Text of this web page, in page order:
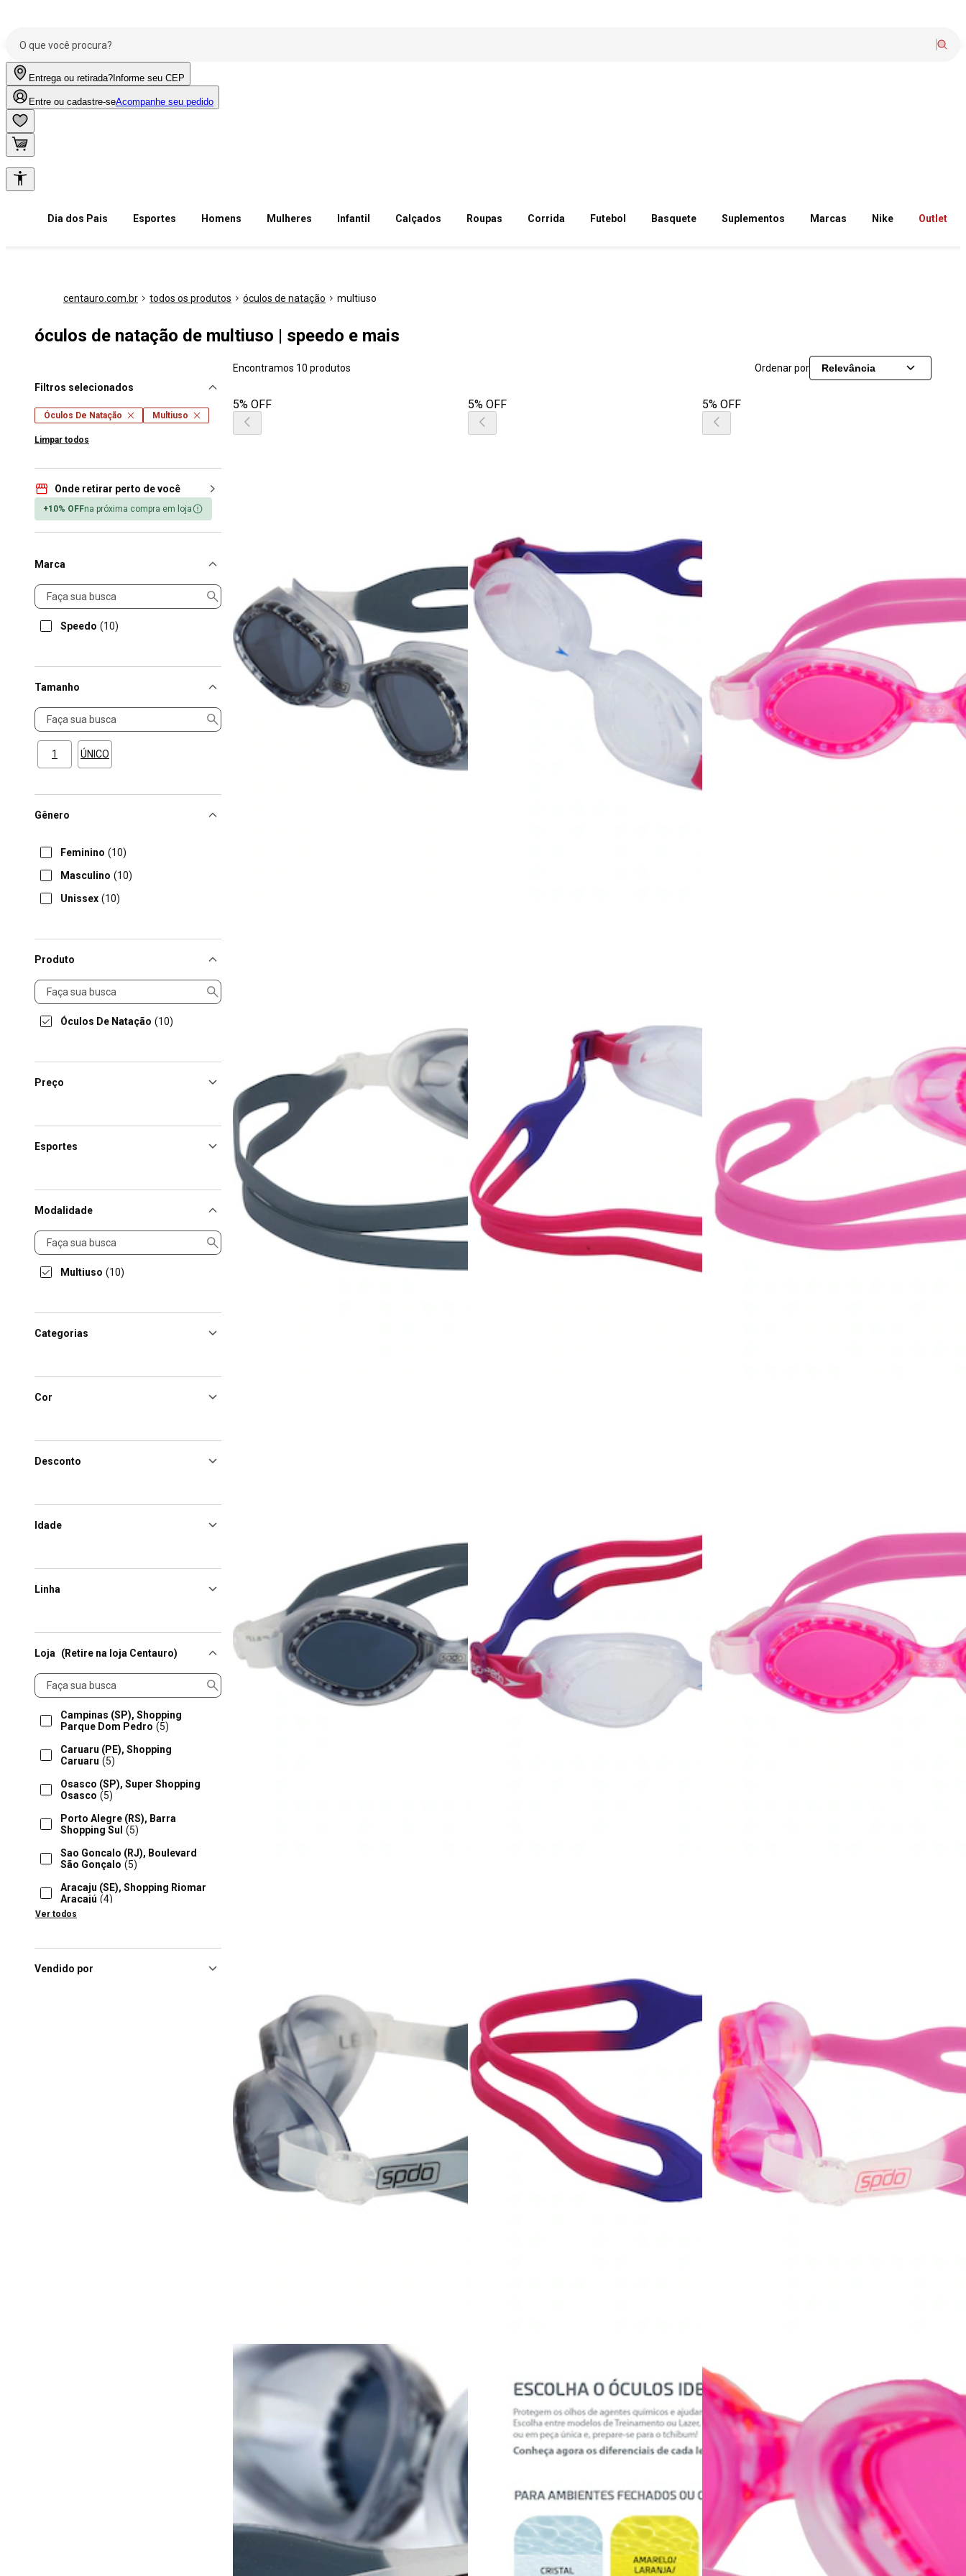
Entrega ou retirada? Informe seu CEP
Entre ou cadastre-seAcompanhe seu pedido
Dia dos Pais Esportes Homens Mulheres Infantil Calçados Roupas Corrida Futebol Basquete Suplementos Marcas Nike Outlet
centauro.com.br todos os produtos óculos de natação multiuso
óculos de natação de multiuso | speedo e mais
Filtros selecionados
Óculos De Natação Multiuso
Limpar todos
Onde retirar perto de você
+10% OFFna próxima compra em loja
Marca
Marca
Speedo (10)
Tamanho
Tamanho
1 ÚNICO
Gênero
Feminino (10)
Masculino (10)
Unissex (10)
Produto
Produto
Óculos De Natação (10)
Preço
Esportes
Modalidade
Modalidade
Multiuso (10)
Categorias
Cor
Desconto
Idade
Linha
Loja (Retire na loja Centauro)
Loja
Campinas (SP), Shopping
Parque Dom Pedro (5)
Caruaru (PE), Shopping
Caruaru (5)
Osasco (SP), Super Shopping
Osasco (5)
Porto Alegre (RS), Barra
Shopping Sul (5)
Sao Goncalo (RJ), Boulevard
São Gonçalo (5)
Aracaju (SE), Shopping Riomar
Aracajú (4)
Aracatuba (SP), Praça Nova
Garden Shopping
Ver todos
Vendido por
Encontramos 10 produtos Ordenar por Relevância
5% OFF 5% OFF 5% OFF